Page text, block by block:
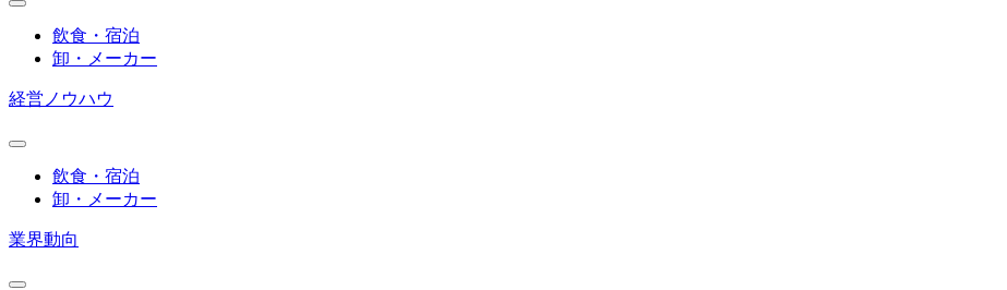
飲食・宿泊
卸・メーカー
経営ノウハウ
飲食・宿泊
卸・メーカー
業界動向